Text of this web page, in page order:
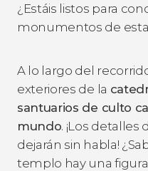
¿Estáis listos para
monumentos de
A lo largo del
exteriores de la
santuarios de culto
mundo. ¡Los
dejarán sin habla!
templo hay una